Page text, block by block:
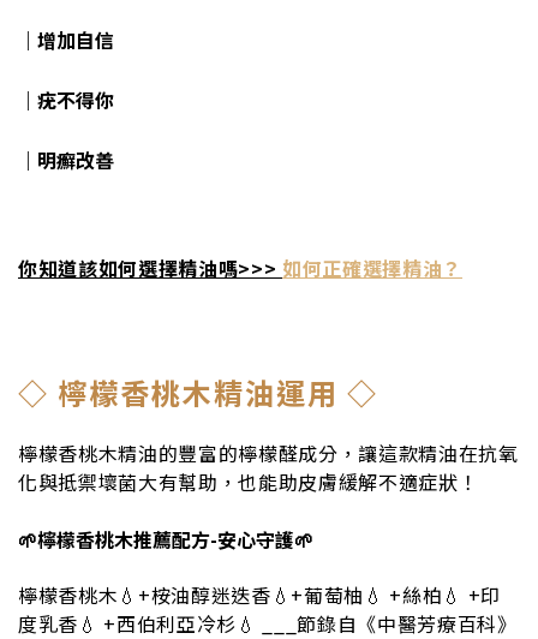
｜增加自信
｜疣不得你
｜明癬改善
你知道該如何選擇精油嗎>>> 如何正確選擇精油？
◇ 檸檬香桃木精油運用 ◇
檸檬香桃木精油的豐富的檸檬醛成分，讓這款精油在抗氧
化與抵禦壞菌大有幫助，也能助皮膚緩解不適症狀！
🌱檸檬香桃木推薦配方-安心守護🌱
檸檬香桃木💧+桉油醇迷迭香💧+葡萄柚💧 +絲柏💧 +印
度乳香💧 +西伯利亞冷杉💧 ___節錄自《中醫芳療百科》